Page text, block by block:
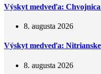
Výskyt medveďa: Chvojnica
8. augusta 2026
Výskyt medveďa:
8. augusta 2026